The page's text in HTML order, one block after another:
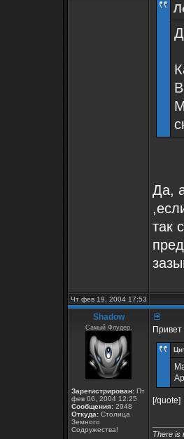
Да,
так
Чт фев 19, 2004 17:53
Shadow
Самый Флудер.
Зарегистрирован: Пт
фев 06, 2004 12:25
Сообщения: 2948
Откуда: Столица
Земного
Содружества!
[/quote]
There is